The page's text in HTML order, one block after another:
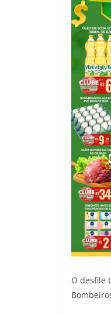
O desfile